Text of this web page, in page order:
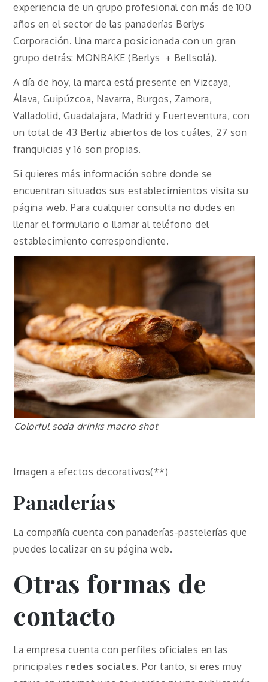
experiencia de un grupo profesional con más de 100
años en el sector de las panaderías Berlys
Corporación. Una marca posicionada con un gran
grupo detrás: MONBAKE (Berlys + Bellsolá).
A día de hoy, la marca está presente en Vizcaya,
Álava, Guipúzcoa, Navarra, Burgos, Zamora,
Valladolid, Guadalajara, Madrid y Fuerteventura, con
un total de 43 Bertiz abiertos de los cuáles, 27 son
franquicias y 16 son propias.
Si quieres más información sobre donde se
encuentran situados sus establecimientos visita su
página web. Para cualquier consulta no dudes en
llenar el formulario o llamar al teléfono del
establecimiento correspondiente.
Colorful soda drinks macro shot
Imagen a efectos decorativos(**)
Panaderías
La compañía cuenta con panaderías-pastelerías que
puedes localizar en su página web.
Otras formas de
contacto
La empresa cuenta con perfiles oficiales en las
principales redes sociales. Por tanto, si eres muy